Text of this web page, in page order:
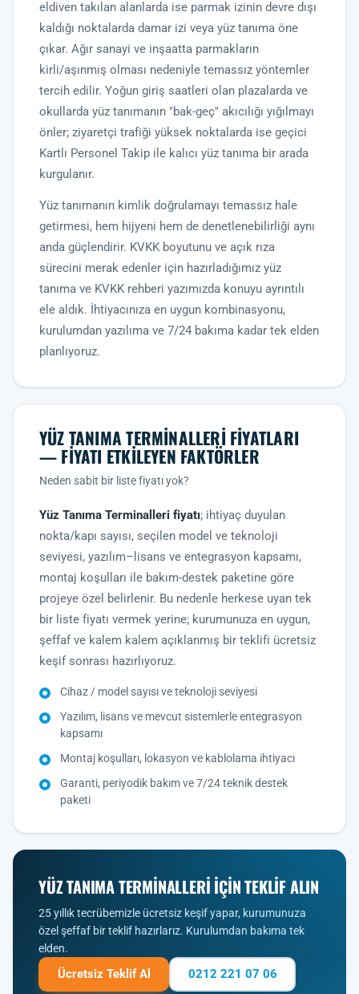
eldiven takılan alanlarda ise parmak izinin devre dışı
kaldığı noktalarda damar izi veya yüz tanıma öne
çıkar. Ağır sanayi ve inşaatta parmakların
kirli/aşınmış olması nedeniyle temassız yöntemler
tercih edilir. Yoğun giriş saatleri olan plazalarda ve
okullarda yüz tanımanın "bak-geç" akıcılığı yığılmayı
önler; ziyaretçi trafiği yüksek noktalarda ise geçici
Kartlı Personel Takip ile kalıcı yüz tanıma bir arada
kurgulanır.
Yüz tanımanın kimlik doğrulamayı temassız hale
getirmesi, hem hijyeni hem de denetlenebilirliği aynı
anda güçlendirir. KVKK boyutunu ve açık rıza
sürecini merak edenler için hazırladığımız yüz
tanıma ve KVKK rehberi yazımızda konuyu ayrıntılı
ele aldık. İhtiyacınıza en uygun kombinasyonu,
kurulumdan yazılıma ve 7/24 bakıma kadar tek elden
planlıyoruz.
YÜZ TANIMA TERMINALLERI FIYATLARI
— FIYATI ETKILEYEN FAKTÖRLER
Neden sabit bir liste fiyatı yok?
Yüz Tanıma Terminalleri fiyatı; ihtiyaç duyulan
nokta/kapı sayısı, seçilen model ve teknoloji
seviyesi, yazılım–lisans ve entegrasyon kapsamı,
montaj koşulları ile bakım-destek paketine göre
projeye özel belirlenir. Bu nedenle herkese uyan tek
bir liste fiyatı vermek yerine; kurumunuza en uygun,
şeffaf ve kalem kalem açıklanmış bir teklifi ücretsiz
keşif sonrası hazırlıyoruz.
Cihaz / model sayısı ve teknoloji seviyesi
Yazılım, lisans ve mevcut sistemlerle entegrasyon
kapsamı
Montaj koşulları, lokasyon ve kablolama ihtiyacı
Garanti, periyodik bakım ve 7/24 teknik destek
paketi
YÜZ TANIMA TERMINALLERI IÇIN TEKLIF ALIN
25 yıllık tecrübemizle ücretsiz keşif yapar, kurumunuza
özel şeffaf bir teklif hazırlarız. Kurulumdan bakıma tek
elden.
Ücretsiz Teklif Al 0212 221 07 06